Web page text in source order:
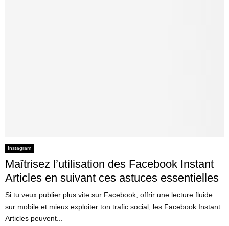
Instagram
Maîtrisez l’utilisation des Facebook Instant
Articles en suivant ces astuces essentielles
Si tu veux publier plus vite sur Facebook, offrir une lecture fluide
sur mobile et mieux exploiter ton trafic social, les Facebook Instant
Articles peuvent...